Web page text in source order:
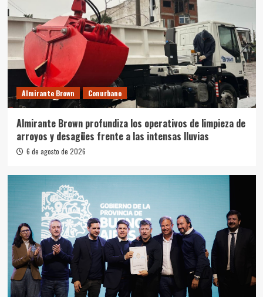
Almirante Brown Conurbano
Almirante Brown profundiza los operativos de limpieza de
arroyos y desagües frente a las intensas lluvias
6 de agosto de 2026